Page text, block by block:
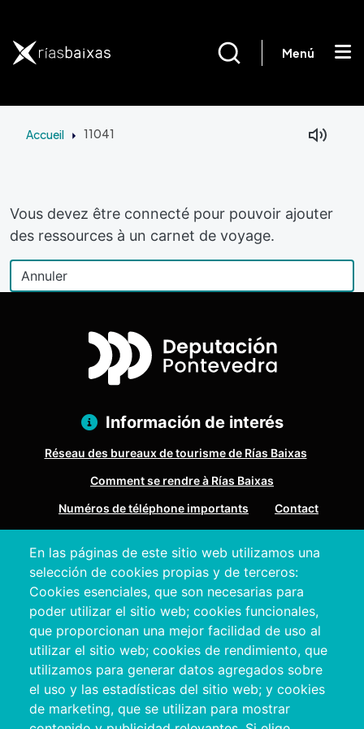
Menú
Accueil 11041
Vous devez être connecté pour pouvoir ajouter
des ressources à un carnet de voyage.
En las páginas de este sitio web utilizamos una
selección de cookies propias y de terceros:
Cookies esenciales, que son necesarias para
poder utilizar el sitio web; cookies funcionales,
que proporcionan una mejor facilidad de uso al
utilizar el sitio web; cookies de rendimiento, que
utilizamos para generar datos agregados sobre
el uso y las estadísticas del sitio web; y cookies
de marketing, que se utilizan para mostrar
Información de interés
Réseau des bureaux de tourisme de Rías Baixas
Comment se rendre à Rías Baixas
Numéros de téléphone importants
Contact
Pazo Deputación Provincial. Avda. Montero Ríos, s/n - 36071
Pontevedra
+34 986 804 100 | +34 986 804 124